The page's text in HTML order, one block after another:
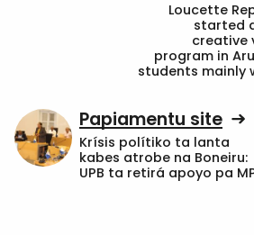
Loucette
started
creative
program in
students mainly
Papiamentu site
Krísis polítiko ta lanta
kabes atrobe na Boneiru:
UPB ta retirá apoyo pa